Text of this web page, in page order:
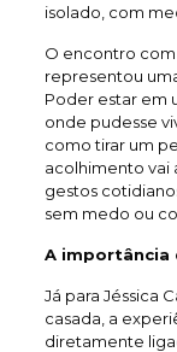
isolado, com
O encontro com
representou
Poder estar em
onde pudesse
como tirar um
acolhimento vai
gestos
sem medo ou
A importância
Já para Jéssica
casada, a
diretamente